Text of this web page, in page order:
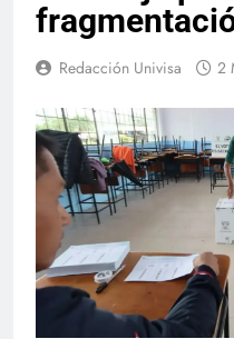
Redacción Univisa 2